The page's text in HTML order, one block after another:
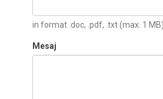
in format .doc, .pdf, .txt (max. 1 MB)
Mesaj